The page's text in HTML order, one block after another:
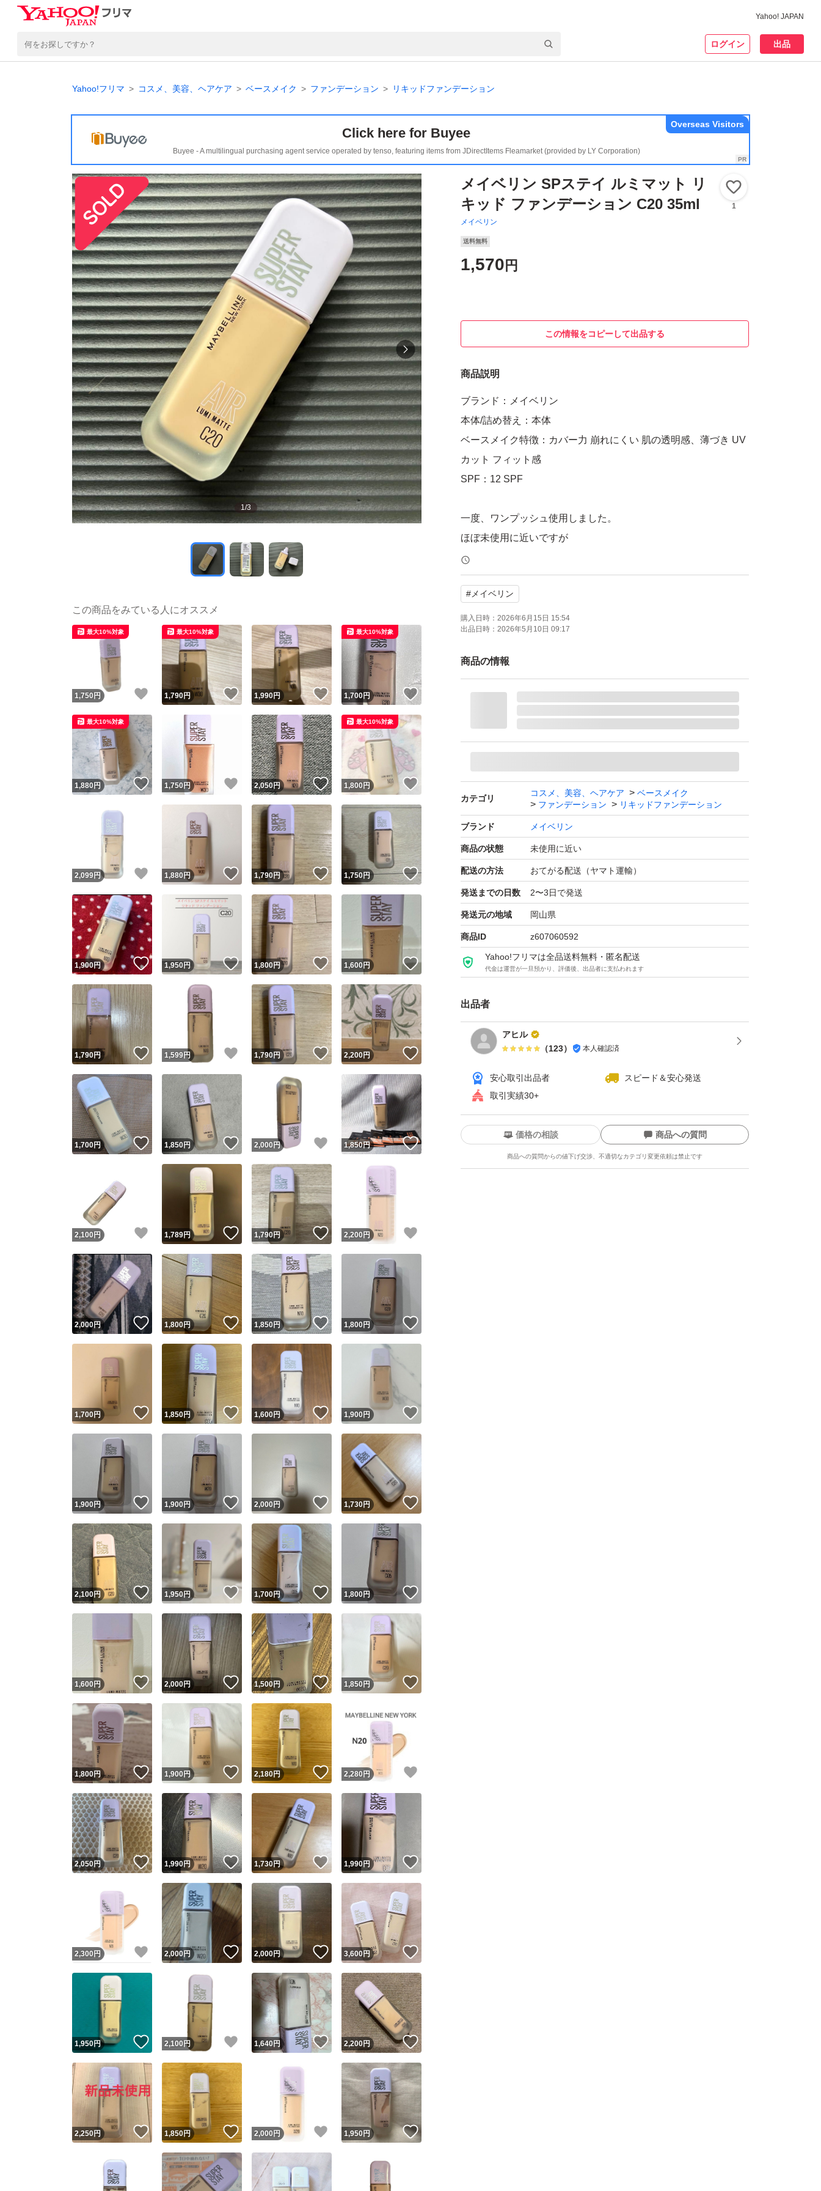
Yahoo! JAPAN
ログイン 出品
Yahoo!フリマ コスメ、美容、ヘアケア ベースメイク ファンデーション リキッドファンデーション
Click here for Buyee
Buyee - A multilingual purchasing agent service operated by tenso, featuring items from JDirectItems Fleamarket (provided by LY Corporation)
Overseas Visitors
1/3
メイベリン SPステイ ルミマット リ
キッド ファンデーション C20 35ml
メイベリン
1
送料無料
1,570 円
この情報をコピーして出品する
商品説明
ブランド：メイベリン
本体/詰め替え：本体
ベースメイク特徴：カバー力 崩れにくい 肌の透明感、薄づき UV
カット フィット感
SPF：12 SPF
一度、ワンプッシュ使用しました。
ほぼ未使用に近いですが
神経質な方はご遠慮くださいませ。
# メイベリン
購入日時： 2026年6月15日 15:54
出品日時： 2026年5月10日 09:17
商品の情報
カテゴリ
コスメ、美容、ヘアケア
ベースメイク
ファンデーション
リキッドファンデーション
ブランド メイベリン
商品の状態 未使用に近い
配送の方法 おてがる配送（ヤマト運輸）
発送までの日数 2〜3日で発送
発送元の地域 岡山県
商品ID z607060592
Yahoo!フリマは全品送料無料・匿名配送
代金は運営が一旦預かり、評価後、出品者に支払われます
出品者
アヒル
（123） 本人確認済
安心取引出品者
スピード＆安心発送
取引実績30+
Yahoo!フリマが定めた一定の基準を満たしたユーザーにバッジを付与しています
安心取引出品者
安心取引出品者 Yahoo!フリマの基準をクリアした安心・安全なユーザーです
取引実績
取引実績◯+
他フリマ実績◯+ このユーザーは他フリマサービスでの取引実績があります
スピード&安心発送
※このバッジは実績に基づく表示であり、発送を保証しているものではありません
スピード＆安心発送
このユーザーは高頻度で24時間以内＆設定した発送日数内に発送してい
スピード発送 このユーザーは高頻度で24時間以内に発送しています
安心発送 このユーザーは設定した発送日数内に発送しています
価格の相談 商品への質問
商品への質問からの値下げ交渉、不適切なカテゴリ変更依頼は禁止です
この商品の情報をコピーします
商品画像の無断転載は禁止されています
コピーは
です
出品ページへ
キャンセル
この商品をみている人にオススメ
1,750 円 いいね！
最大10%対象
1,790円 いいね！
最大10%対象
1,990円 いいね！
1,700円 いいね！
最大10%対象
1,880円 いいね！
最大10%対象
1,750円 いいね！
2,050円 いいね！
1,800円
最大10%対象
2,099円 いいね！
1,880円 いいね！
1,790円 いいね！
1,750円 いいね！
1,900円 いいね！
1,950円 いいね！
1,800円 いいね！
1,600円 いいね！
1,790円 いいね！
1,599円 いいね！
1,790円 いいね！
2,200円
1,700円 いいね！
1,850円 いいね！
2,000 円 いいね！
1,850円 いいね！
2,100 円 いいね！
1,789円 いいね！
1,790円 いいね！
2,200 円
2,000円 いいね！
1,800円 いいね！
1,850円 いいね！
1,800円
1,700円 いいね！
1,850円 いいね！
1,600円 いいね！
1,900円
1,900円 いいね！
1,900円 いいね！
2,000円 いいね！
1,730円 いいね！
2,100円 いいね！
1,950円 いいね！
1,700円 いいね！
1,800円
1,600円 いいね！
2,000円 いいね！
1,500円 いいね！
1,850円
1,800円 いいね！
1,900円 いいね！
2,180円 いいね！
2,280 円
2,050円 いいね！
1,990円 いいね！
1,730円 いいね！
1,990円 いいね！
2,300 円 いいね！
2,000円 いいね！
2,000円 いいね！
3,600円
1,950円 いいね！
2,100 円 いいね！
1,640円 いいね！
2,200円 いいね！
2,250円 いいね！
1,850円 いいね！
2,000 円 いいね！
1,950円 いいね！